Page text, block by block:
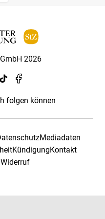
2026
folgen können
Mediadaten
KündigungKontakt
Widerruf